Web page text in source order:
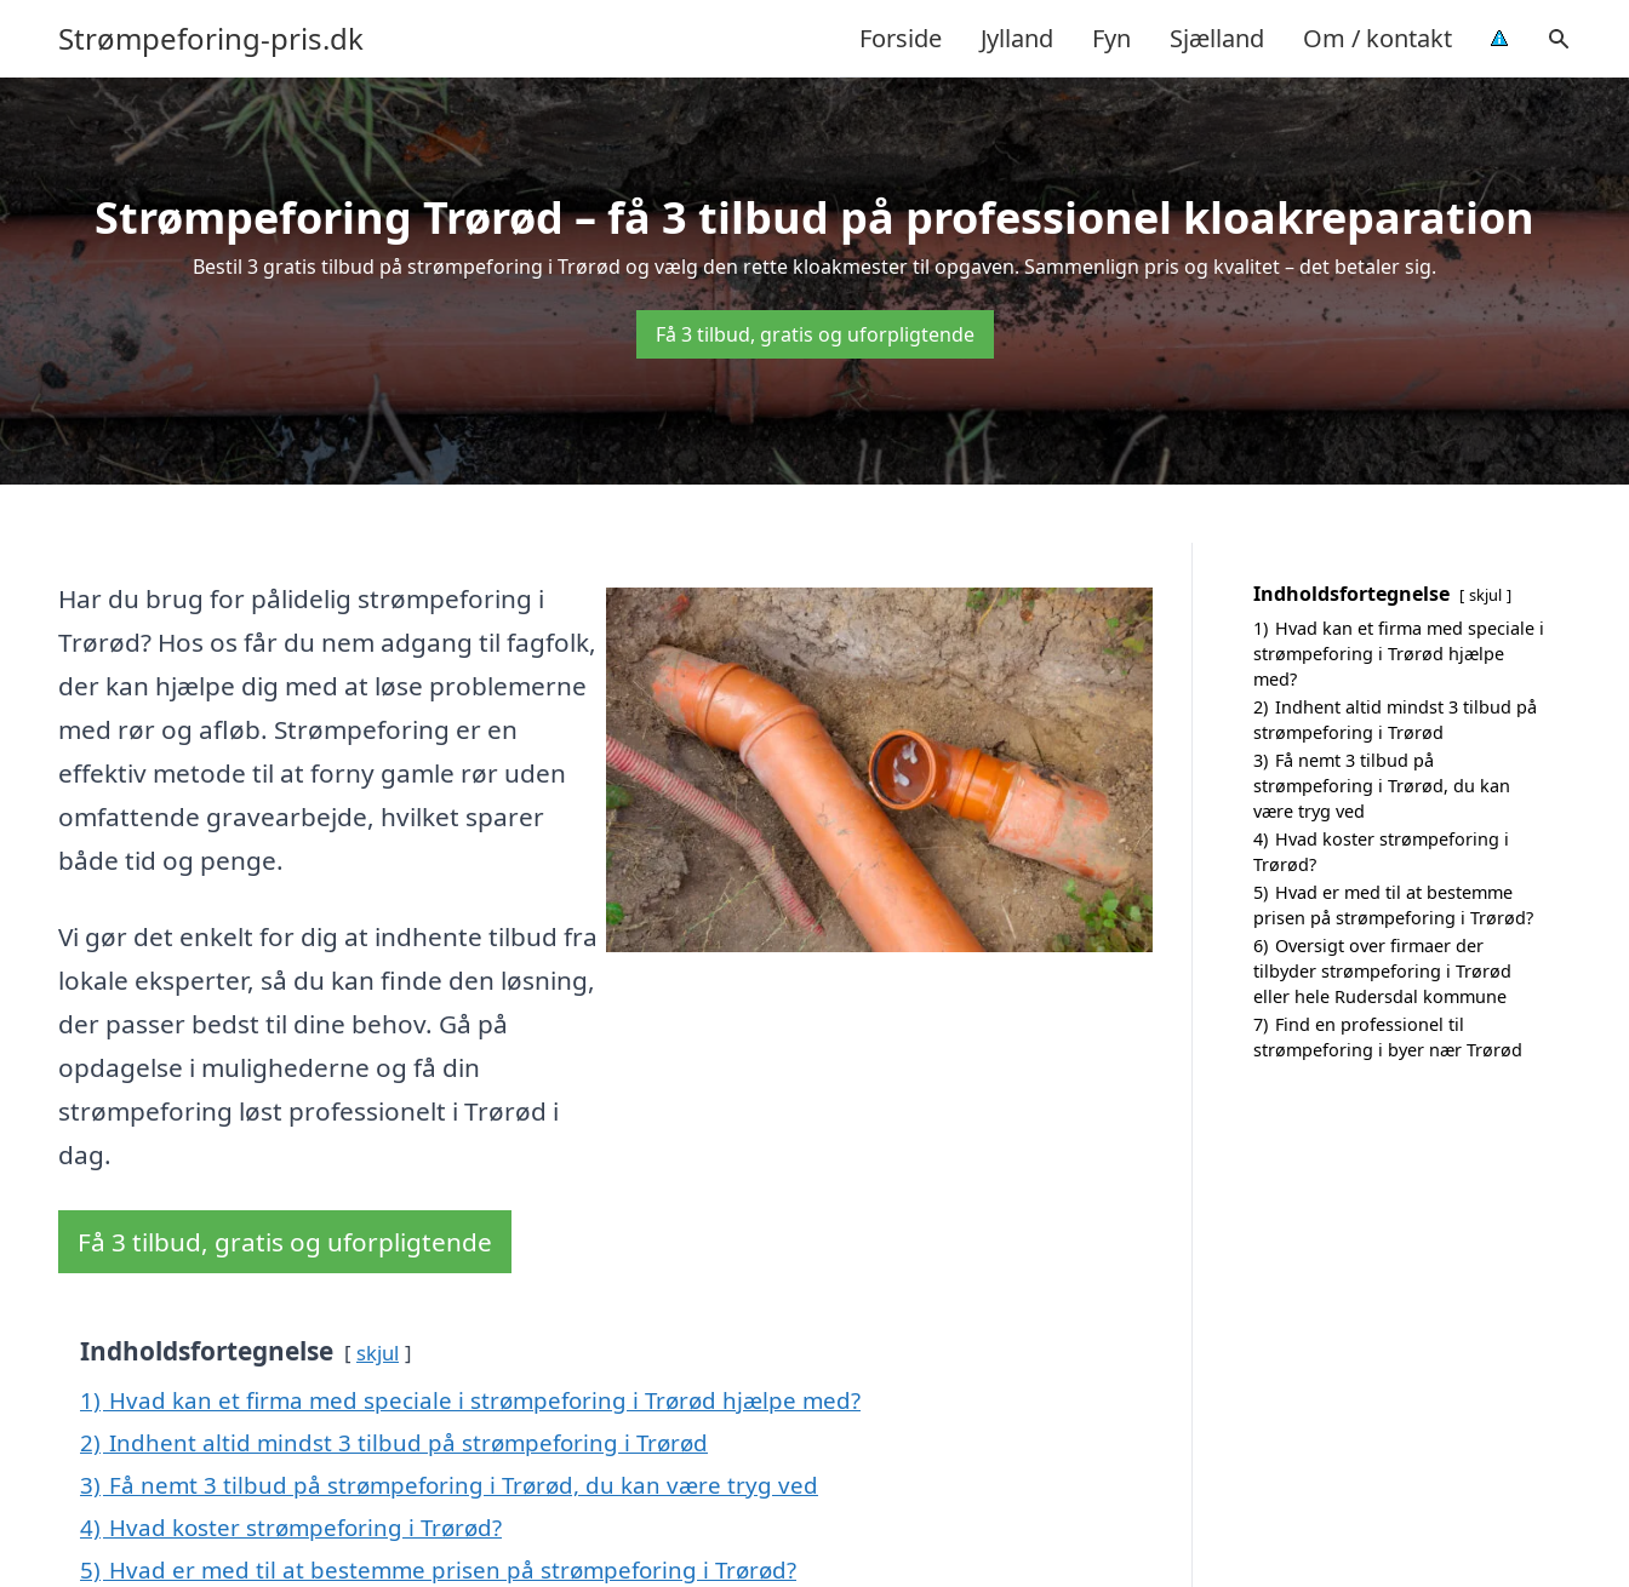
Strømpeforing-pris.dk Forside Jylland Fyn Sjælland Om / kontakt
Strømpeforing Trørød – få 3 tilbud på professionel kloakreparation
Bestil 3 gratis tilbud på strømpeforing i Trørød og vælg den rette kloakmester til opgaven. Sammenlign pris og kvalitet – det betaler sig.
Få 3 tilbud, gratis og uforpligtende
Har du brug for pålidelig strømpeforing i
Trørød? Hos os får du nem adgang til fagfolk,
der kan hjælpe dig med at løse problemerne
med rør og afløb. Strømpeforing er en
effektiv metode til at forny gamle rør uden
omfattende gravearbejde, hvilket sparer
både tid og penge.
Vi gør det enkelt for dig at indhente tilbud fra
lokale eksperter, så du kan finde den løsning,
der passer bedst til dine behov. Gå på
opdagelse i mulighederne og få din
strømpeforing løst professionelt i Trørød i
dag.
Få 3 tilbud, gratis og uforpligtende
Indholdsfortegnelse skjul
1) Hvad kan et firma med speciale i strømpeforing i Trørød hjælpe med?
2) Indhent altid mindst 3 tilbud på strømpeforing i Trørød
3) Få nemt 3 tilbud på strømpeforing i Trørød, du kan være tryg ved
4) Hvad koster strømpeforing i Trørød?
5) Hvad er med til at bestemme prisen på strømpeforing i Trørød?
Indholdsfortegnelse skjul
1) Hvad kan et firma med speciale i
strømpeforing i Trørød hjælpe
med?
2) Indhent altid mindst 3 tilbud på
strømpeforing i Trørød
3) Få nemt 3 tilbud på
strømpeforing i Trørød, du kan
være tryg ved
4) Hvad koster strømpeforing i
Trørød?
5) Hvad er med til at bestemme
prisen på strømpeforing i Trørød?
6) Oversigt over firmaer der
tilbyder strømpeforing i Trørød
eller hele Rudersdal kommune
7) Find en professionel til
strømpeforing i byer nær Trørød